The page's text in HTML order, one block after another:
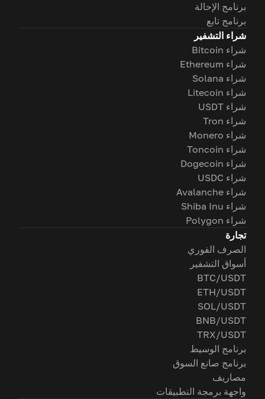
برنامج الإحالة
برنامج تابع
شراء التشفير
شراء Bitcoin
شراء Ethereum
شراء Solana
شراء Litecoin
شراء USDT
شراء Tron
شراء Monero
شراء Toncoin
شراء Dogecoin
شراء USDC
شراء Avalanche
شراء Shiba Inu
شراء Polygon
تجارة
الصرف الفوري
أسواق التشفير
BTC/USDT
ETH/USDT
SOL/USDT
BNB/USDT
TRX/USDT
برنامج الوسيط
برنامج صانع السوق
مصاريف
واجهة برمجة التطبيقات